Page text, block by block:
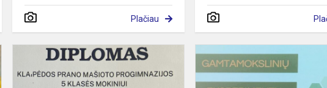
Plačiau
konkursas-
Matematikos
konkusras
,,KODAS"